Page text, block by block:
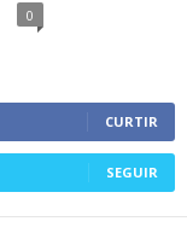
0
CURTIR
SEGUIR